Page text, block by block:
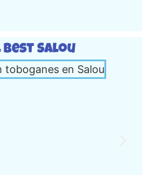
Salou